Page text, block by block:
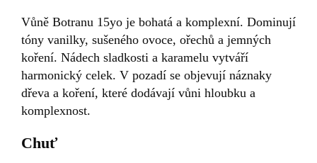
Vůně Botranu 15yo je bohatá a komplexní. Dominují
tóny vanilky, sušeného ovoce, ořechů a jemných
koření. Nádech sladkosti a karamelu vytváří
harmonický celek. V pozadí se objevují náznaky
dřeva a koření, které dodávají vůni hloubku a
komplexnost.
Chuť